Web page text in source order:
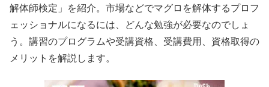
解体師検定」を紹介。市場などでマグロを解体するプロフ
ェッショナルになるには、どんな勉強が必要なのでしょ
う。講習のプログラムや受講資格、受講費用、資格取得の
メリットを解説します。